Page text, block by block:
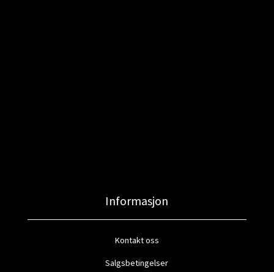
Informasjon
Kontakt oss
Salgsbetingelser